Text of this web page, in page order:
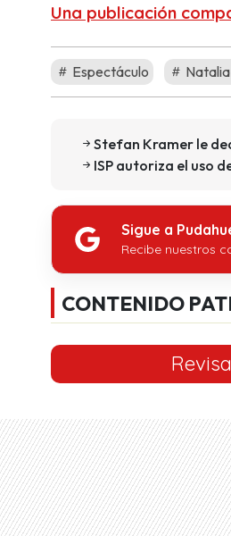
Una publicación
Espectáculo
Stefan Kramer le
ISP autoriza el uso
Sigue a
Recibe nuestros
CONTENIDO
Revisa